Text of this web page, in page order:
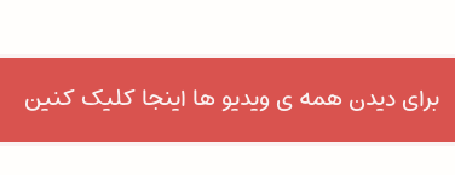
برای دیدن همه ی ویدیو ها اینجا کلیک کنین